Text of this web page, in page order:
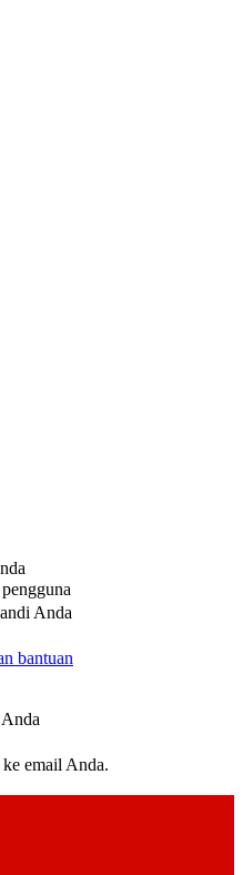
Anda
bantuan
email Anda.